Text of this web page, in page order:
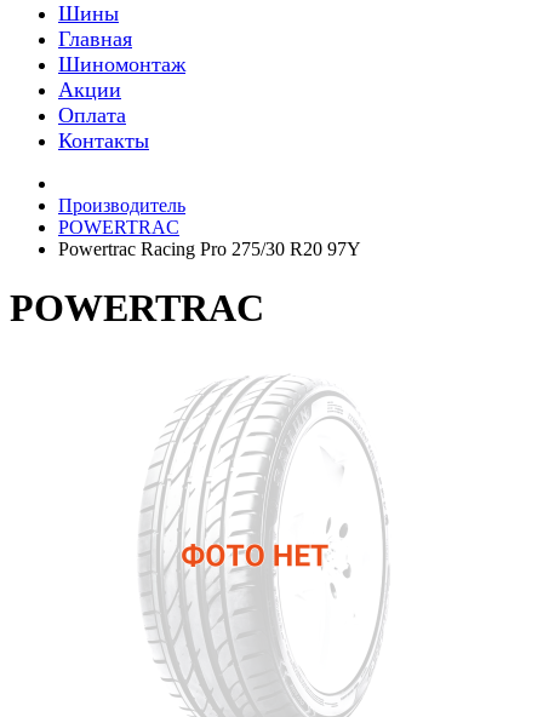
Шины
Главная
Шиномонтаж
Акции
Оплата
Контакты
Производитель
POWERTRAC
Powertrac Racing Pro 275/30 R20 97Y
POWERTRAC